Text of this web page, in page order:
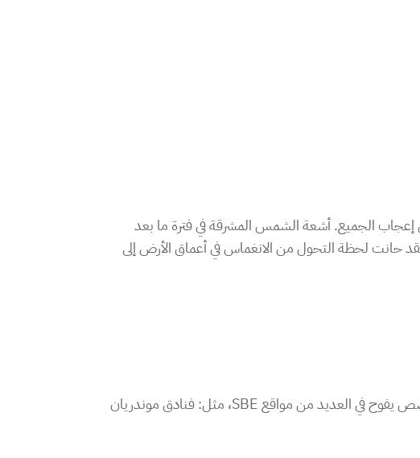
الجميع. أشعة الشمس المشرقة في فترة ما بعد
حانت لحظة التحول من الانغماس في أعماق الأرض إلى
مع اشتهاره في عقارات مثل فندق هدسون نيويورك وفنادق مورجانز، يمكنك العثور على عطر إير آروما المخصص يفوح في العديد من مواقع SBE، مثل: فنادق موندريان